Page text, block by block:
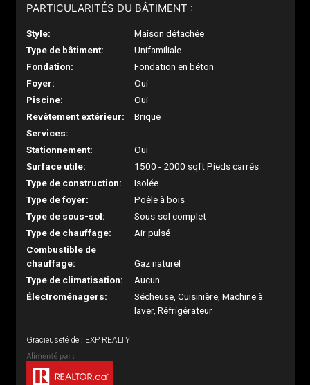
PARTICULARITÉS DU BÂTIMENT :
Style:
Maison détachée
Type de bâtiment:
Unifamiliale
Fondation:
Fondation en béton
Foyer:
Oui
Piscine:
Oui
Revêtement extérieur:
Brique
Services:
Stationnement:
Oui
Surface utile:
1500 - 2000 sqft Pieds carrés
Type de construction:
Isolée
Type de foyer:
Poêle à bois
Type de sous-sol:
Sous-sol complet
Type de chauffage:
Air pulsé
Combustible de
chauffage:
Gaz naturel
Type de climatisation:
Aucun
Électroménagers:
Sécheuse, Cuisinière, Machine à
laver, Réfrigérateur
Gracieuseté de : EXP REALTY